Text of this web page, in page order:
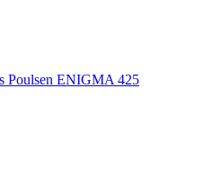
Poulsen ENIGMA 425